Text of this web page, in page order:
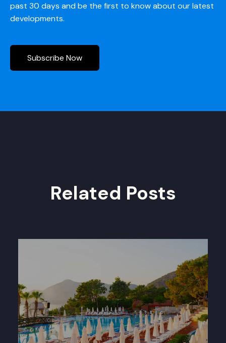
past 30 days and be the first to know about our latest
developments.
Subscribe Now
Related Posts